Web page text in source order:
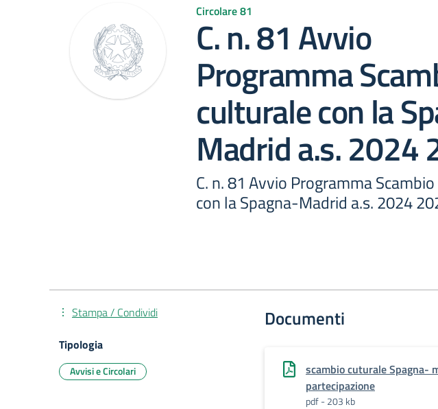
Circolare 81
C. n. 81 Avvio
Programma
culturale con la
Madrid a.s. 2024
C. n. 81 Avvio Programma
con la Spagna-Madrid a.s. 2024
Documenti
scambio cuturale Spagna-
partecipazione
pdf - 203 kb
Stampa / Condividi
Tipologia
Avvisi e Circolari